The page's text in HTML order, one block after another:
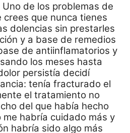
Uno de los problemas de
crees que nunca tienes
dolencias sin prestarles
y a base de remedios
de antiinflamatorios y
los meses hasta
persistía decidí
tenía fracturado el
el tratamiento no
del que había hecho
habría cuidado más y
habría sido algo más